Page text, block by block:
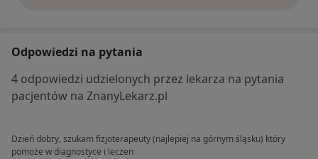
Odpowiedzi na pytania
4 odpowiedzi udzielonych przez lekarza na pytania
pacjentów na ZnanyLekarz.pl
Dzień dobry, szukam fizjoterapeuty (najlepiej na górnym śląsku) który
pomoże w diagnostyce i leczen